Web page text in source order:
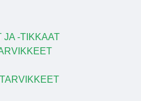
JA -TIKKAAT